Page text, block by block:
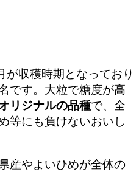
収穫時期となっており
です。大粒で糖度が高
リジナルの品種で、全
等にも負けないおいし
産やよいひめが全体の